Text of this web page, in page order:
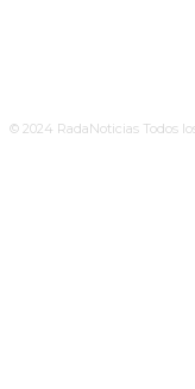
© 2024 RadaNoticias Todos